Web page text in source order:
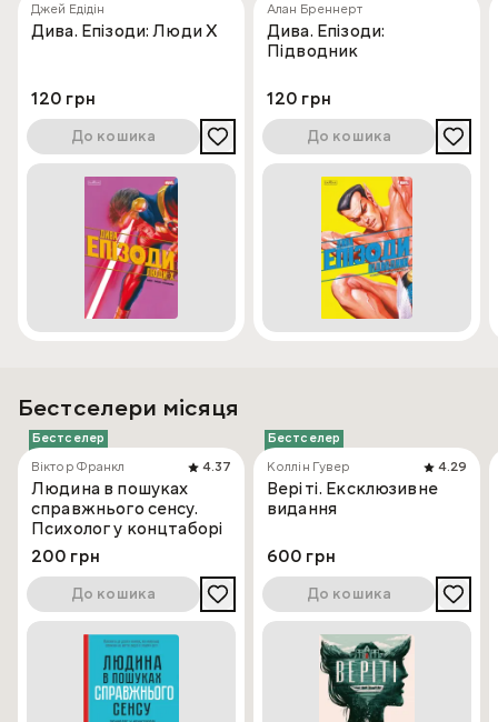
Джей Едідін
Дива. Епізоди: Люди Х
120 грн
До кошика
Алан Бреннерт
Дива. Епізоди:
Підводник
120 грн
До кошика
Бестселери місяця
Бестселер
Віктор Франкл
4.37
Людина в пошуках
справжнього сенсу.
Психолог у концтаборі
200 грн
До кошика
Бестселер
Коллін Гувер
4.29
Веріті. Ексклюзивне
видання
600 грн
До кошика